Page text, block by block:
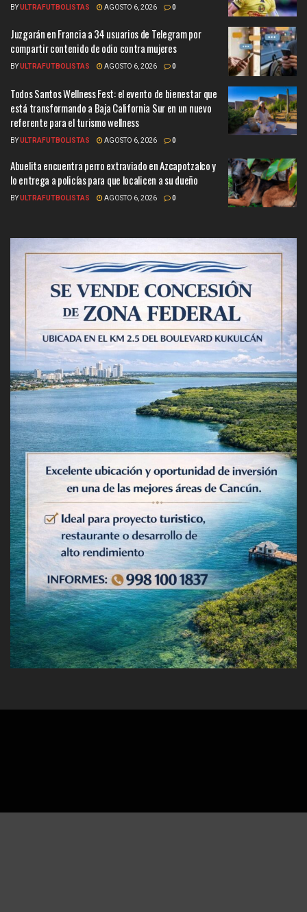
BYULTRAFUTBOLISTAS AGOSTO 6, 2026 0
Juzgarán en Francia a 34 usuarios de Telegram por
compartir contenido de odio contra mujeres
BYULTRAFUTBOLISTAS AGOSTO 6, 2026 0
Todos Santos Wellness Fest: el evento de bienestar que
está transformando a Baja California Sur en un nuevo
referente para el turismo wellness
BYULTRAFUTBOLISTAS AGOSTO 6, 2026 0
Abuelita encuentra perro extraviado en Azcapotzalco y
lo entrega a policías para que localicen a su dueño
BYULTRAFUTBOLISTAS AGOSTO 6, 2026 0